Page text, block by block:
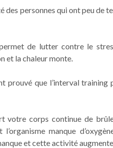
des personnes qui ont peu
de lutter contre le
et la chaleur monte.
prouvé que l’interval
votre corps continue de
manque
et cette activité